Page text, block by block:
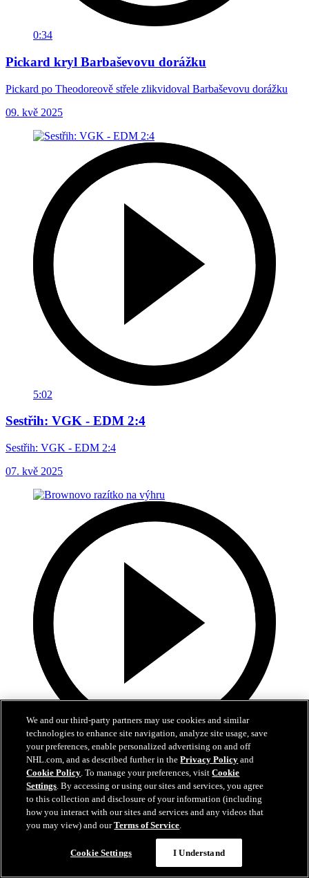
0:34
Pickard kryl Barbaševovu dorážku
Pickard po Theodoreově střele zlikvidoval Barbaševovu dorážku
09. kvě 2025
5:02
Sestřih: VGK - EDM 2:4
Sestřih: VGK - EDM 2:4
07. kvě 2025
0:58
Brownovo razítko na výhru
Brown ve třetí třetině pojistil výhru Oilers
07. kvě 2025
We and our third-party partners may use cookies and similar
technologies to enhance site navigation, analyze site usage, save
your preferences, enable personalized advertising on and off
NHL.com, and as described further in thePrivacy Policy and
Cookie Policy. To manage your preferences, visitCookie
Settings. By accessing or using our sites and services, you agree
to this collection and disclosure of your information (including
how you interact with our sites and services and any videos that
you may view) and ourTerms of Service.
Cookie Settings I Understand